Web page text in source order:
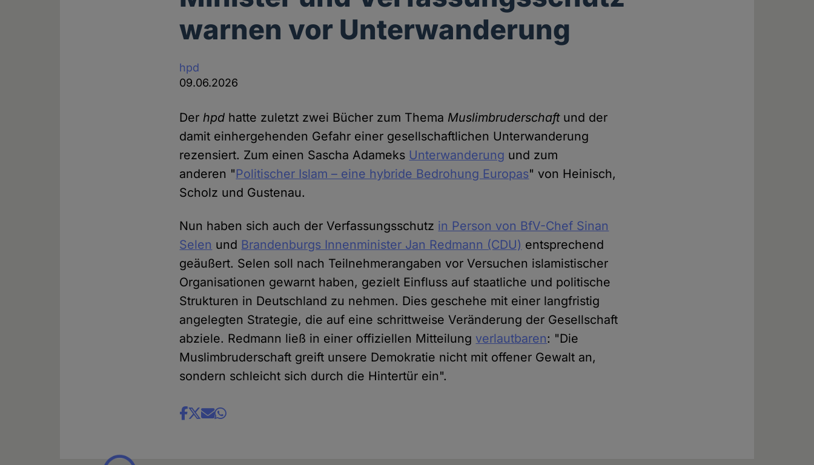
warnen vor Unterwanderung
hpd
09.06.2026
Der hpd hatte zuletzt zwei Bücher zum Thema Muslimbruderschaftund der
damit einhergehenden Gefahr einer gesellschaftlichen Unterwanderung
rezensiert. Zum einen Sascha Adameks Unterwanderung und zum
anderen "Politischer Islam – eine hybride Bedrohung Europas" von Heinisch,
Scholz und Gustenau.
Nun haben sich auch der Verfassungsschutz in Person von BfV-Chef Sinan
Selen und Brandenburgs Innenminister Jan Redmann (CDU) entsprechend
geäußert. Selen soll nach Teilnehmerangaben vor Versuchen islamistischer
Organisationen gewarnt haben, gezielt Einfluss auf staatliche und politische
Strukturen in Deutschland zu nehmen. Dies geschehe mit einer langfristig
angelegten Strategie, die auf eine schrittweise Veränderung der Gesellschaft
abziele. Redmann ließ in einer offiziellen Mitteilung verlautbaren: "Die
Muslimbruderschaft greift unsere Demokratie nicht mit offener Gewalt an,
sondern schleicht sich durch die Hintertür ein".
Share